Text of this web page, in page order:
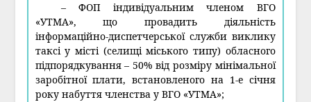
– ФОП індивідуальним членом ВГО
«УТМА», що провадить діяльність
інформаційно-диспетчерської служби виклику
таксі у місті (селищі міського типу) обласного
підпорядкування – 50% від розміру мінімальної
заробітної плати, встановленого на 1-е січня
року набуття членства у ВГО «УТМА»;